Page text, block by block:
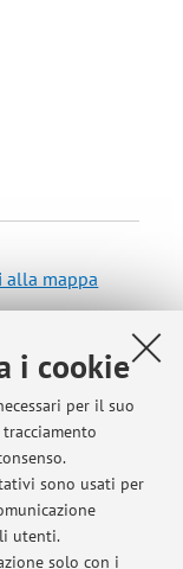
i cookie
per il suo
sono usati per
utenti.
solo con i
alla mappa